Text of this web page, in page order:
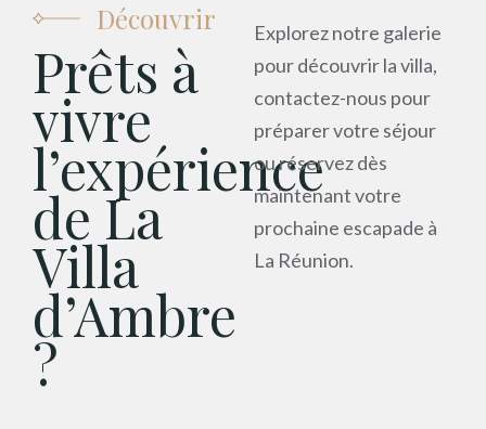
Découvrir
Prêts à
vivre
l’expérience
de La
Villa
d’Ambre
?
Explorez notre galerie
pour découvrir la villa,
contactez-nous pour
préparer votre séjour
ou réservez dès
maintenant votre
prochaine escapade à
La Réunion.